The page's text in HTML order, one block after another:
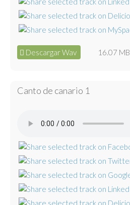
Descargar Wav 16.07 MB
Canto de canario 1